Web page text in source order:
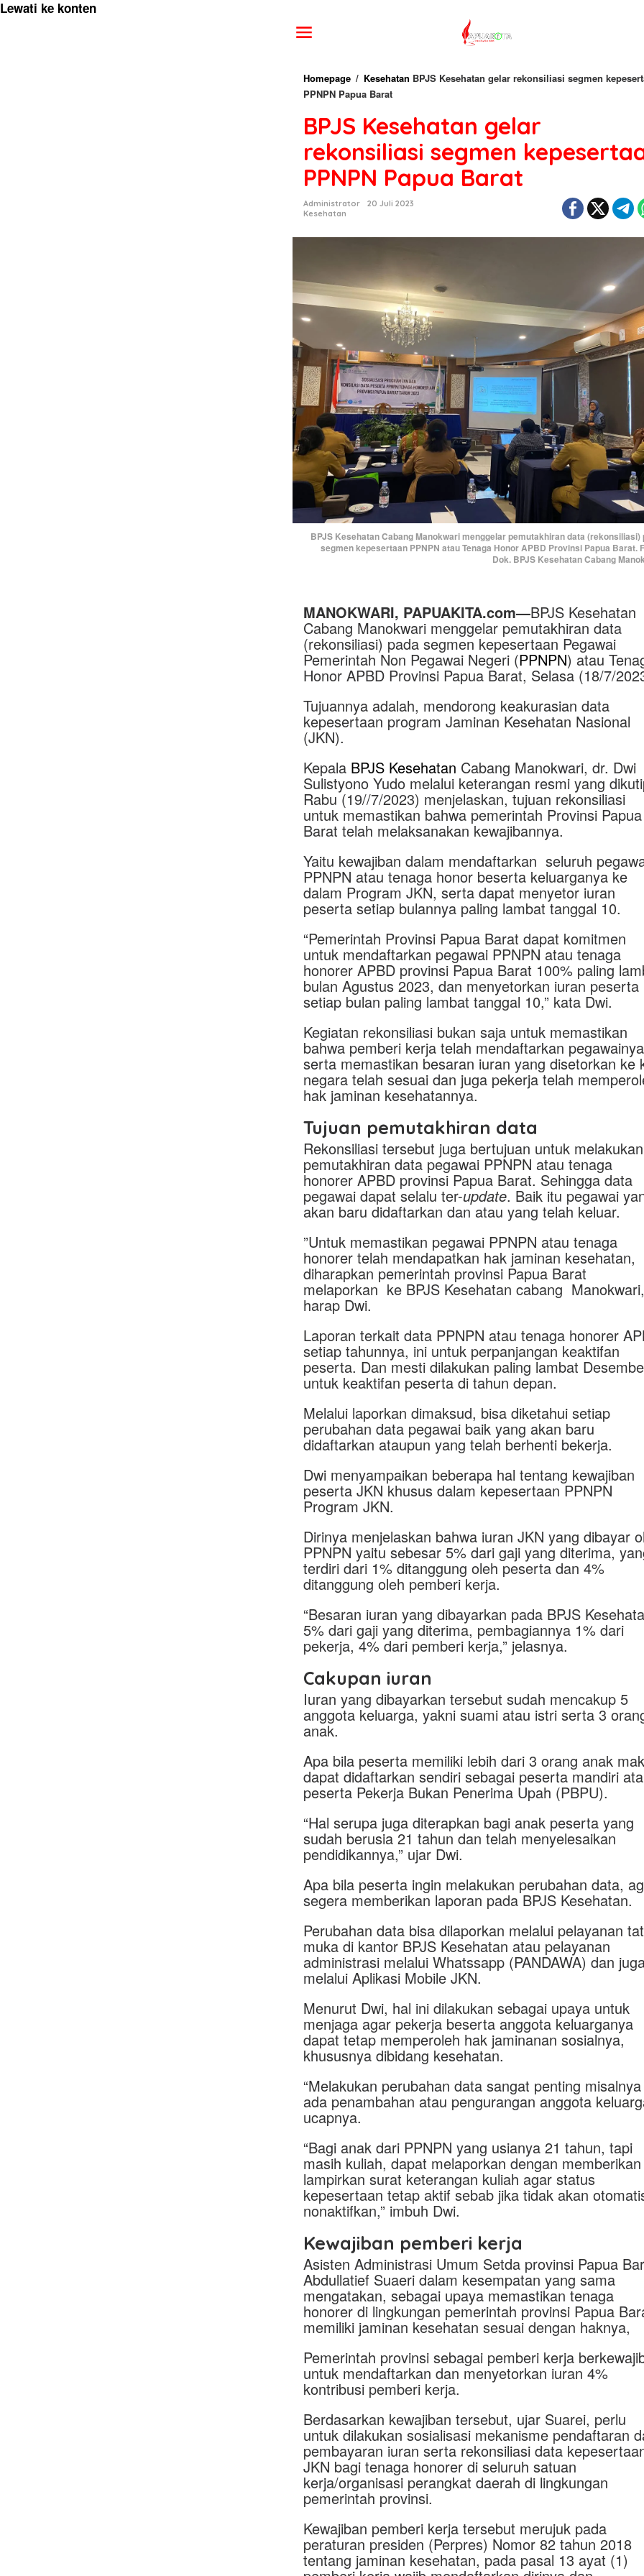
Lewati ke konten
Homepage / Kesehatan BPJS Kesehatan gelar rekonsiliasi segmen
PPNPN Papua Barat
BPJS Kesehatan gelar
rekonsiliasi segmen
PPNPN Papua Barat
Administrator
20 Juli 2023
Kesehatan
BPJS Kesehatan Cabang Manokwari menggelar pemutakhiran data (rekonsiliasi)
segmen kepesertaan PPNPN atau Tenaga Honor APBD Provinsi Papua Barat.
Dok. BPJS Kesehatan Cabang
MANOKWARI, PAPUAKITA.com—BPJS Kesehatan
Cabang Manokwari menggelar pemutakhiran data
(rekonsiliasi) pada segmen kepesertaan Pegawai
Pemerintah Non Pegawai Negeri (PPNPN) atau
Honor APBD Provinsi Papua Barat, Selasa (18/7/
Tujuannya adalah, mendorong keakurasian data
kepesertaan program Jaminan Kesehatan Nasional
(JKN).
Kepala BPJS Kesehatan Cabang Manokwari, dr. Dwi
Sulistyono Yudo melalui keterangan resmi yang
Rabu (19//7/2023) menjelaskan, tujuan rekonsiliasi
untuk memastikan bahwa pemerintah Provinsi Papua
Barat telah melaksanakan kewajibannya.
Yaitu kewajiban dalam mendaftarkan seluruh
PPNPN atau tenaga honor beserta keluarganya ke
dalam Program JKN, serta dapat menyetor iuran
peserta setiap bulannya paling lambat tanggal 10.
“Pemerintah Provinsi Papua Barat dapat komitmen
untuk mendaftarkan pegawai PPNPN atau tenaga
honorer APBD provinsi Papua Barat 100% paling
bulan Agustus 2023, dan menyetorkan iuran peserta
setiap bulan paling lambat tanggal 10,” kata Dwi.
Kegiatan rekonsiliasi bukan saja untuk memastikan
bahwa pemberi kerja telah mendaftarkan
serta memastikan besaran iuran yang disetorkan ke
negara telah sesuai dan juga pekerja telah
hak jaminan kesehatannya.
Tujuan pemutakhiran data
Rekonsiliasi tersebut juga bertujuan untuk melakukan
pemutakhiran data pegawai PPNPN atau tenaga
honorer APBD provinsi Papua Barat. Sehingga data
pegawai dapat selalu ter-update. Baik itu pegawai
akan baru didaftarkan dan atau yang telah keluar.
”Untuk memastikan pegawai PPNPN atau tenaga
honorer telah mendapatkan hak jaminan kesehatan,
diharapkan pemerintah provinsi Papua Barat
melaporkan ke BPJS Kesehatan cabang
harap Dwi.
Laporan terkait data PPNPN atau tenaga honorer
setiap tahunnya, ini untuk perpanjangan keaktifan
peserta. Dan mesti dilakukan paling lambat
untuk keaktifan peserta di tahun depan.
Melalui laporkan dimaksud, bisa diketahui setiap
perubahan data pegawai baik yang akan baru
didaftarkan ataupun yang telah berhenti bekerja.
Dwi menyampaikan beberapa hal tentang kewajiban
peserta JKN khusus dalam kepesertaan PPNPN
Program JKN.
Dirinya menjelaskan bahwa iuran JKN yang dibayar
PPNPN yaitu sebesar 5% dari gaji yang diterima,
terdiri dari 1% ditanggung oleh peserta dan 4%
ditanggung oleh pemberi kerja.
“Besaran iuran yang dibayarkan pada BPJS
5% dari gaji yang diterima, pembagiannya 1% dari
pekerja, 4% dari pemberi kerja,” jelasnya.
Cakupan iuran
Iuran yang dibayarkan tersebut sudah mencakup 5
anggota keluarga, yakni suami atau istri serta 3
anak.
Apa bila peserta memiliki lebih dari 3 orang anak
dapat didaftarkan sendiri sebagai peserta mandiri
peserta Pekerja Bukan Penerima Upah (PBPU).
“Hal serupa juga diterapkan bagi anak peserta yang
sudah berusia 21 tahun dan telah menyelesaikan
pendidikannya,” ujar Dwi.
Apa bila peserta ingin melakukan perubahan data,
segera memberikan laporan pada BPJS Kesehatan.
Perubahan data bisa dilaporkan melalui pelayanan
muka di kantor BPJS Kesehatan atau pelayanan
administrasi melalui Whatssapp (PANDAWA) dan
melalui Aplikasi Mobile JKN.
Menurut Dwi, hal ini dilakukan sebagai upaya untuk
menjaga agar pekerja beserta anggota keluarganya
dapat tetap memperoleh hak jaminanan sosialnya,
khususnya dibidang kesehatan.
“Melakukan perubahan data sangat penting misalnya
ada penambahan atau pengurangan anggota
ucapnya.
“Bagi anak dari PPNPN yang usianya 21 tahun, tapi
masih kuliah, dapat melaporkan dengan memberikan
lampirkan surat keterangan kuliah agar status
kepesertaan tetap aktif sebab jika tidak akan
nonaktifkan,” imbuh Dwi.
Kewajiban pemberi kerja
Asisten Administrasi Umum Setda provinsi Papua
Abdullatief Suaeri dalam kesempatan yang sama
mengatakan, sebagai upaya memastikan tenaga
honorer di lingkungan pemerintah provinsi Papua
memiliki jaminan kesehatan sesuai dengan haknya,
Pemerintah provinsi sebagai pemberi kerja
untuk mendaftarkan dan menyetorkan iuran 4%
kontribusi pemberi kerja.
Berdasarkan kewajiban tersebut, ujar Suarei, perlu
untuk dilakukan sosialisasi mekanisme pendaftaran
pembayaran iuran serta rekonsiliasi data
JKN bagi tenaga honorer di seluruh satuan
kerja/organisasi perangkat daerah di lingkungan
pemerintah provinsi.
Kewajiban pemberi kerja tersebut merujuk pada
peraturan presiden (Perpres) Nomor 82 tahun 2018
tentang jaminan kesehatan, pada pasal 13 ayat (1)